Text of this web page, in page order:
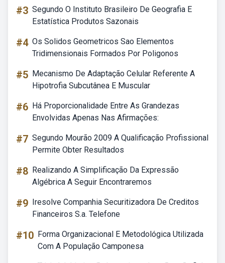
#3 Segundo O Instituto Brasileiro De Geografia E
Estatística Produtos Sazonais
#4 Os Solidos Geometricos Sao Elementos
Tridimensionais Formados Por Poligonos
#5 Mecanismo De Adaptação Celular Referente A
Hipotrofia Subcutânea E Muscular
#6 Há Proporcionalidade Entre As Grandezas
Envolvidas Apenas Nas Afirmações:
#7 Segundo Mourão 2009 A Qualificação Profissional
Permite Obter Resultados
#8 Realizando A Simplificação Da Expressão
Algébrica A Seguir Encontraremos
#9 Iresolve Companhia Securitizadora De Creditos
Financeiros S.a. Telefone
#10 Forma Organizacional E Metodológica Utilizada
Com A População Camponesa